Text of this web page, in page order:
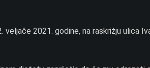
2021. godine, na raskrižju ulica